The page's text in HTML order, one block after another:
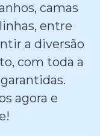
camas
entre
a diversão
com toda a
agora e